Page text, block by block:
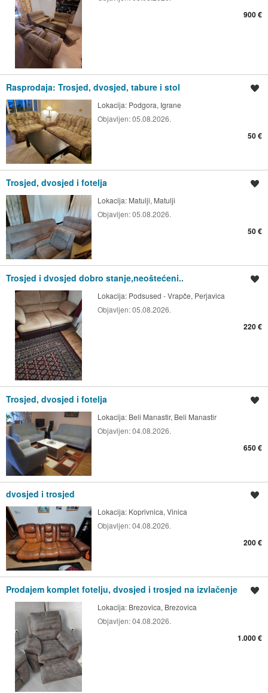
900 €
Rasprodaja: Trosjed, dvosjed, tabure i stol
Lokacija: Podgora, Igrane
Objavljen:05.08.2026.
50 €
Trosjed, dvosjed i fotelja
Lokacija: Matulji, Matulji
Objavljen:05.08.2026.
50 €
Trosjed i dvosjed dobro stanje,neoštećeni..
Lokacija: Podsused - Vrapče, Perjavica
Objavljen:05.08.2026.
220 €
Trosjed, dvosjed i fotelja
Lokacija: Beli Manastir, Beli Manastir
Objavljen:04.08.2026.
650 €
dvosjed i trosjed
Lokacija: Koprivnica, Vinica
Objavljen:04.08.2026.
200 €
Prodajem komplet fotelju, dvosjed i trosjed na izvlačenje
Lokacija: Brezovica, Brezovica
Objavljen:04.08.2026.
1.000 €